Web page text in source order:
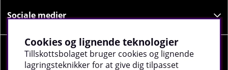
Sociale medier
Virksomhedsoplysninger
Cookies og lignende teknologier
Tillskottsbolaget bruger cookies og lignende
lagringsteknikker for at give dig tilpasset